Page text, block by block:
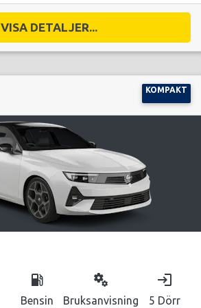
VISA DETALJER...
KOMPAKT
local_gas_station
Bensin
miscellaneous_services
Bruksanvisning
login
5 Dörr